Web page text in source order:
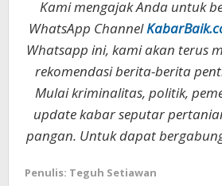
Kami mengajak Anda untuk
WhatsApp Channel
Whatsapp ini, kami akan terus
rekomendasi berita-berita
Mulai kriminalitas, politik,
update kabar seputar
pangan. Untuk dapat
Penulis: Teguh Setiawan